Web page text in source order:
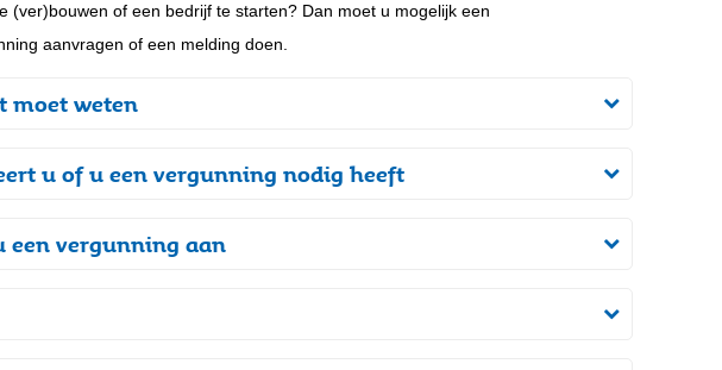
(ver)bouwen of een bedrijf te starten? Dan moet u mogelijk een
aanvragen of een melding doen.
moet weten
u of u een vergunning nodig heeft
een vergunning aan